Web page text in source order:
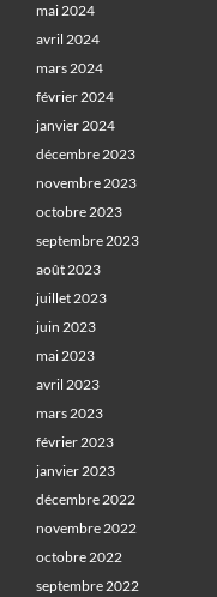
mai 2024
avril 2024
mars 2024
février 2024
janvier 2024
décembre 2023
novembre 2023
octobre 2023
septembre 2023
août 2023
juillet 2023
juin 2023
mai 2023
avril 2023
mars 2023
février 2023
janvier 2023
décembre 2022
novembre 2022
octobre 2022
septembre 2022